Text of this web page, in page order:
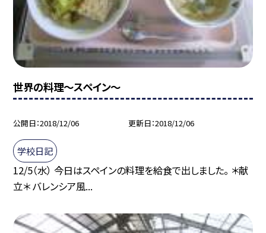
世界の料理〜スペイン〜
公開日 2018/12/06 更新日 2018/12/06
学校日記
12/5（水） 今日はスペインの料理を給食で出しました。 ＊献
立＊ バレンシア風...